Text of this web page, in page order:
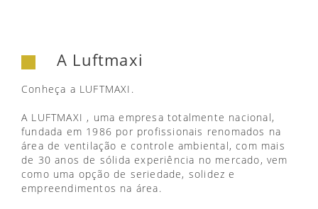
A Luftmaxi
Conheça a LUFTMAXI.
A LUFTMAXI , uma empresa totalmente nacional,
fundada em 1986 por profissionais renomados na
área de ventilação e controle ambiental, com mais
de 30 anos de sólida experiência no mercado, vem
como uma opção de seriedade, solidez e
empreendimentos na área.